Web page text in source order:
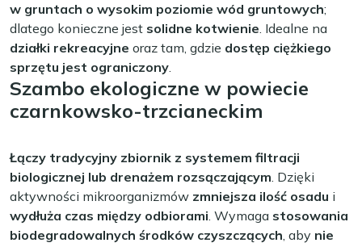
w gruntach o wysokim poziomie wód gruntowych;
dlatego konieczne jest solidne kotwienie. Idealne na
działki rekreacyjne oraz tam, gdzie dostęp ciężkiego
sprzętu jest ograniczony.
Szambo ekologiczne w powiecie
czarnkowsko-trzcianeckim
Łączy tradycyjny zbiornik z systemem filtracji
biologicznej lub drenażem rozsączającym. Dzięki
aktywności mikroorganizmów zmniejsza ilość osadu i
wydłuża czas między odbiorami. Wymaga stosowania
biodegradowalnych środków czyszczących, aby nie